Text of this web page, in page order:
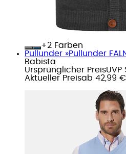
+
Farben
Pullunder »Pullunder
Babista
Ursprünglicher PreisUVP
Aktueller Preisab 42,99 €